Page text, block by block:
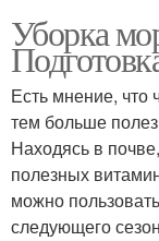
Уборка
Есть мнение, что
тем больше
Находясь в
полезных
можно
следующего